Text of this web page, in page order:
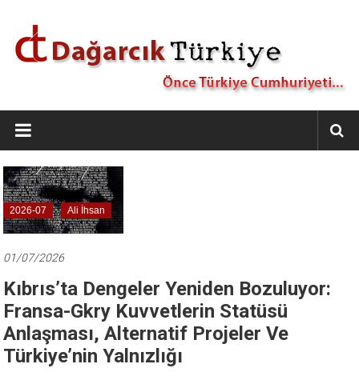
Dağarcık
Türkiye
Önce
Türkiye
Cumhuriyeti…
2026-07 Ali İhsan
01/07/2026
Kıbrıs’ta Dengeler Yeniden Bozuluyor:
Fransa-Gkry Kuvvetlerin Statüsü
Anlaşması, Alternatif Projeler Ve
Türkiye’nin Yalnızlığı